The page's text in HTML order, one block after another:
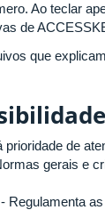
Ao teclar
de
que
prioridade de
gerais e
- Regulamenta